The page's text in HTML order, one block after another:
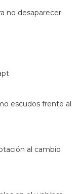
no desaparecer
escudos frente al
al cambio